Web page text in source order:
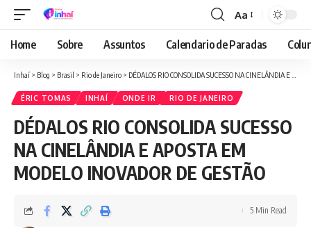
Font
Resizer
Aa
Home Sobre Assuntos Calendario de Paradas
Inhaí > Blog > Brasil > Rio de Janeiro > DÉDALOS RIO CONSOLIDA SUCESSO NA CINELÂNDIA E APOSTA EM MODELO INOVADOR DE GESTÃO
ÉRIC TOMAS INHAÍ ONDE IR RIO DE JANEIRO
DÉDALOS RIO CONSOLIDA SUCESSO
NA CINELÂNDIA E APOSTA EM
MODELO INOVADOR DE GESTÃO
5 Min Read